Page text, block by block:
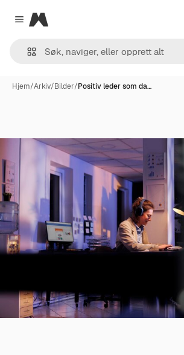
Close menu
Magnific
Hjem/Arkiv/Bilder/Positiv leder som da…